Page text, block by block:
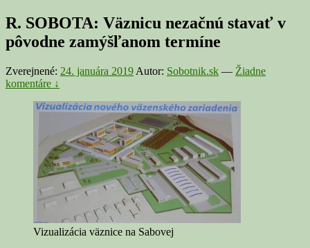
R. SOBOTA: Väznicu nezačnú stavať v
pôvodne zamýšľanom termíne
Zverejnené: 24. januára 2019 Autor: Sobotnik.sk — Žiadne
komentáre ↓
Vizualizácia väznice na Sabovej